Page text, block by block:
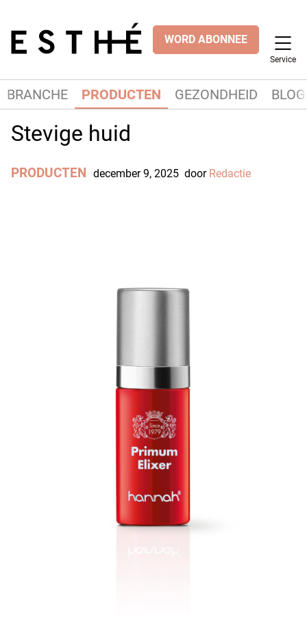
WORD ABONNEE
Service
BRANCHE PRODUCTEN GEZONDHEID
Stevige huid
PRODUCTEN december 9, 2025 door Redactie